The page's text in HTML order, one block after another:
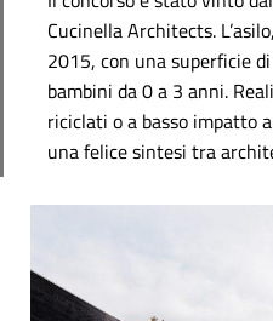
Cucinella Architects.
2015, con una superficie
bambini da 0 a 3 anni.
riciclati o a basso impatto
una felice sintesi tra